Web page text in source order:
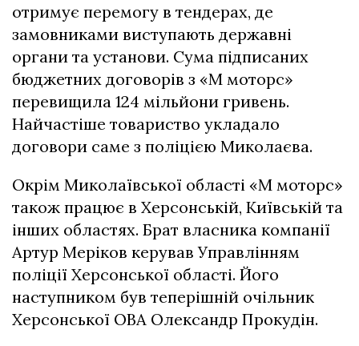
отримує перемогу в тендерах, де
замовниками виступають державні
органи та установи. Сума підписаних
бюджетних договорів з «М моторс»
перевищила 124 мільйони гривень.
Найчастіше товариство укладало
договори саме з поліцією Миколаєва.
Окрім Миколаївської області «М моторс»
також працює в Херсонській, Київській та
інших областях. Брат власника компанії
Артур Меріков керував Управлінням
поліції Херсонської області. Його
наступником був теперішній очільник
Херсонської ОВА Олександр Прокудін.